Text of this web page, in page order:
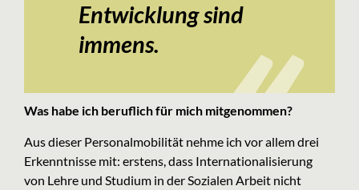
Entwicklung sind
immens.
Was habe ich beruflich für mich mitgenommen?
Aus dieser Personalmobilität nehme ich vor allem drei
Erkenntnisse mit: erstens, dass Internationalisierung
von Lehre und Studium in der Sozialen Arbeit nicht